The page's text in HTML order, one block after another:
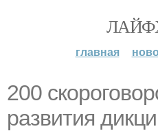
главная
200
развития